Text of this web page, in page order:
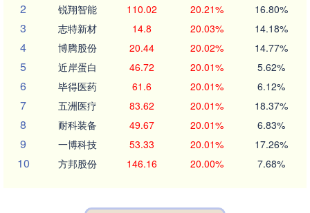
2 锐翔智能 110.02 20.21% 16.80%
3 志特新材 14.8 20.03% 14.18%
4 博腾股份 20.44 20.02% 14.77%
5 近岸蛋白 46.72 20.01% 5.62%
6 毕得医药 61.6 20.01% 6.12%
7 五洲医疗 83.62 20.01% 18.37%
8 耐科装备 49.67 20.01% 6.83%
9 一博科技 53.33 20.01% 17.26%
10 方邦股份 146.16 20.00% 7.68%